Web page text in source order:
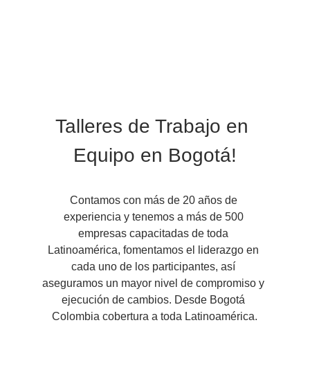
Talleres de Trabajo en
Equipo en Bogotá!
Contamos con más de 20 años de
experiencia y tenemos a más de 500
empresas capacitadas de toda
Latinoamérica, fomentamos el liderazgo en
cada uno de los participantes, así
aseguramos un mayor nivel de compromiso y
ejecución de cambios. Desde Bogotá
Colombia cobertura a toda Latinoamérica.